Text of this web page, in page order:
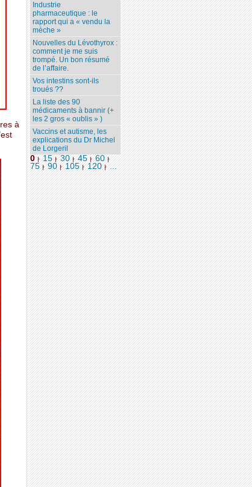
à
Industrie
pharmaceutique : le
rapport qui a « vendu la
mèche »
Nouvelles du Lévothyrox :
comment je me suis
trompé. Un bon résumé
de l’affaire.
Vos intestins sont-ils
troués ??
La liste des 90
médicaments à bannir (+
les 2 gros « oublis » )
Vaccins et autisme, les
explications du Dr Michel
de Lorgeril
0 | 15 | 30 | 45 | 60 |
75 | 90 | 105 | 120 | ...